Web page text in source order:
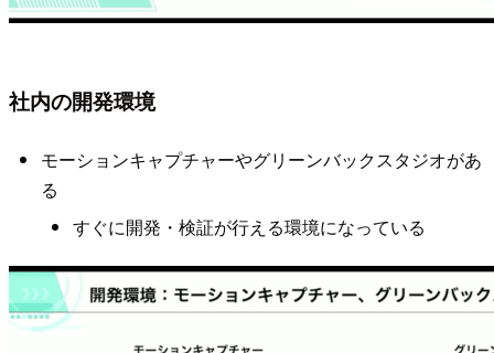
社内の開発環境
モーションキャプチャーやグリーンバックスタジオがあ
る
すぐに開発・検証が行える環境になっている